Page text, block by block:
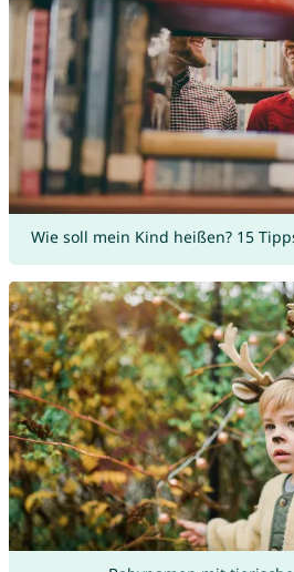
Wie soll mein Kind heißen? 15